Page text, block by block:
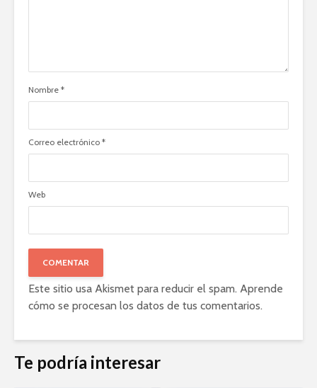
Nombre *
Correo electrónico *
Web
Este sitio usa Akismet para reducir el spam. Aprende
cómo se procesan los datos de tus comentarios.
Te podría interesar